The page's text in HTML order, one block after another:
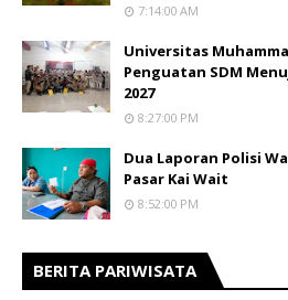
7:14:00 AM
Universitas
Penguatan SDM
2027
8:27:00 PM
Dua Laporan Polisi
Pasar Kai Wait
8:52:00 PM
BERITA PARIWISATA